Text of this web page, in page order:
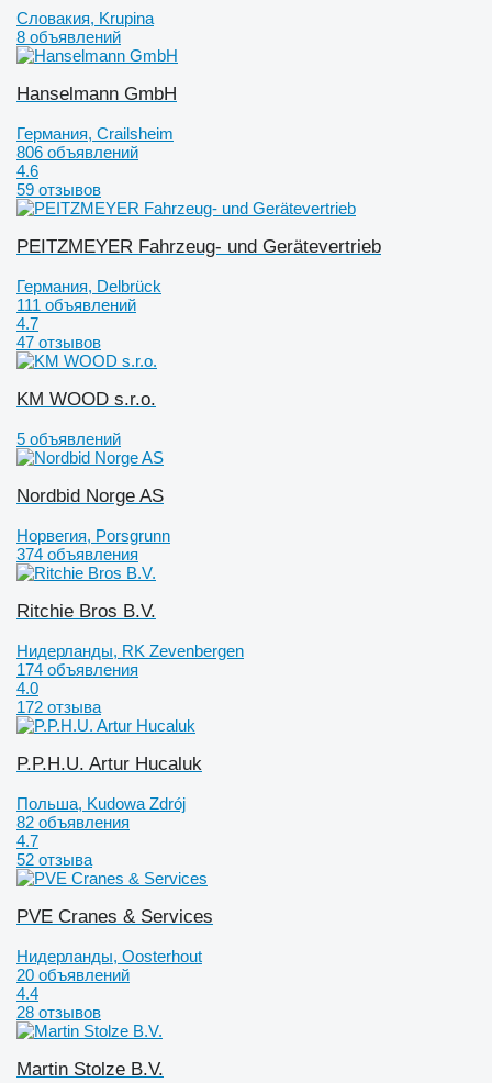
Словакия, Krupina
8 объявлений
Hanselmann GmbH
Германия, Crailsheim
806 объявлений
4.6
59 отзывов
PEITZMEYER Fahrzeug- und Gerätevertrieb
Германия, Delbrück
111 объявлений
4.7
47 отзывов
KM WOOD s.r.o.
5 объявлений
Nordbid Norge AS
Норвегия, Porsgrunn
374 объявления
Ritchie Bros B.V.
Нидерланды, RK Zevenbergen
174 объявления
4.0
172 отзыва
P.P.H.U. Artur Hucaluk
Польша, Kudowa Zdrój
82 объявления
4.7
52 отзыва
PVE Cranes & Services
Нидерланды, Oosterhout
20 объявлений
4.4
28 отзывов
Martin Stolze B.V.